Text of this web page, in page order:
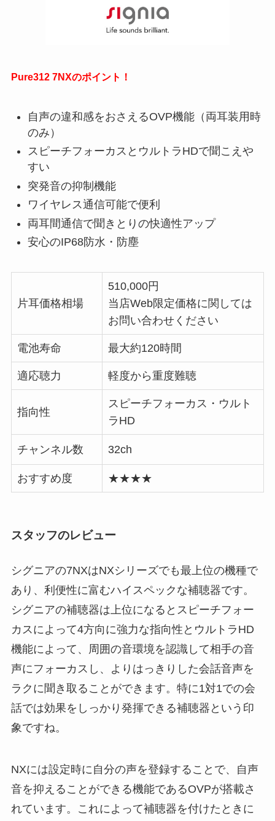
Pure312 7NXのポイント！
自声の違和感をおさえるOVP機能（両耳装用時
のみ）
スピーチフォーカスとウルトラHDで聞こえや
すい
突発音の抑制機能
ワイヤレス通信可能で便利
両耳間通信で聞きとりの快適性アップ
安心のIP68防水・防塵
片耳価格相場
510,000円
当店Web限定価格に関しては
お問い合わせください
電池寿命 最大約120時間
適応聴力 軽度から重度難聴
指向性
スピーチフォーカス・ウルト
ラHD
チャンネル数 32ch
おすすめ度 ★★★★
スタッフのレビュー
シグニアの7NXはNXシリーズでも最上位の機種で
あり、利便性に富むハイスペックな補聴器です。
シグニアの補聴器は上位になるとスピーチフォー
カスによって4方向に強力な指向性とウルトラHD
機能によって、周囲の音環境を認識して相手の音
声にフォーカスし、よりはっきりした会話音声を
ラクに聞き取ることができます。特に1対1での会
話では効果をしっかり発揮できる補聴器という印
象ですね。
NXには設定時に自分の声を登録することで、自声
音を抑えることができる機能であるOVPが搭載さ
れています。これによって補聴器を付けたときに